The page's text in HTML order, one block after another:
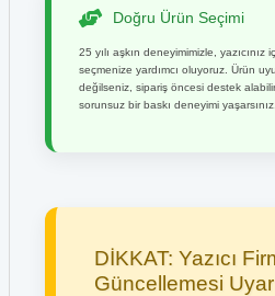
Doğru Ürün Seçimi
25 yılı aşkın deneyimimizle,
seçmenize yardımcı oluyoruz. Ürün
değilseniz, sipariş öncesi destek
sorunsuz bir baskı deneyimi yaşarsınız.
DİKKAT: Yazıcı
Güncellemesi